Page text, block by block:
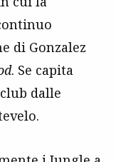
di Gonzalez
. Se capita
dalle